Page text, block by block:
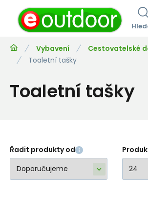
Vybavení
Cestovatelské
Toaletní tašky
Toaletní tašky
Řadit produkty od